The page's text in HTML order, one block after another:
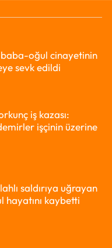
oğul cinayetinin
sevk edildi
iş kazası:
işçinin üzerine
saldırıya uğrayan
hayatını kaybetti